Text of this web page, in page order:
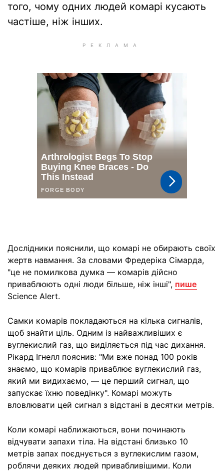
того, чому одних людей комарі кусають
частіше, ніж інших.
Дослідники пояснили, що комарі не обирають своїх
жертв навмання. За словами Фредеріка Сімарда,
"це не помилкова думка — комарів дійсно
приваблюють одні люди більше, ніж інші", пише
Science Alert.
Самки комарів покладаються на кілька сигналів,
щоб знайти ціль. Одним із найважливіших є
вуглекислий газ, що виділяється під час дихання.
Рікард Ігнелл пояснив: "Ми вже понад 100 років
знаємо, що комарів приваблює вуглекислий газ,
який ми видихаємо, — це перший сигнал, що
запускає їхню поведінку". Комарі можуть
вловлювати цей сигнал з відстані в десятки метрів.
Коли комарі наближаються, вони починають
відчувати запахи тіла. На відстані близько 10
метрів запах поєднується з вуглекислим газом,
роблячи деяких людей привабливішими. Коли